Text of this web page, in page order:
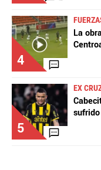
4
La
5
EX